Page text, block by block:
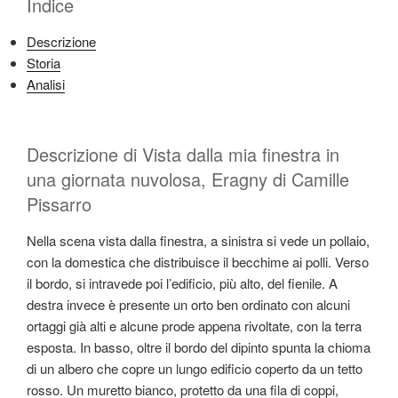
Indice
Descrizione
Storia
Analisi
Descrizione di Vista dalla mia finestra in
una giornata nuvolosa, Eragny di Camille
Pissarro
Nella scena vista dalla finestra, a sinistra si vede un pollaio,
con la domestica che distribuisce il becchime ai polli. Verso
il bordo, si intravede poi l’edificio, più alto, del fienile. A
destra invece è presente un orto ben ordinato con alcuni
ortaggi già alti e alcune prode appena rivoltate, con la terra
esposta. In basso, oltre il bordo del dipinto spunta la chioma
di un albero che copre un lungo edificio coperto da un tetto
rosso. Un muretto bianco, protetto da una fila di coppi,